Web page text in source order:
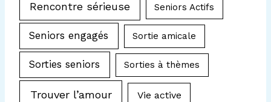
Rencontre sérieuse Seniors Actifs
Seniors engagés Sortie amicale
Sorties seniors Sorties à thèmes
Trouver l’amour Vie active